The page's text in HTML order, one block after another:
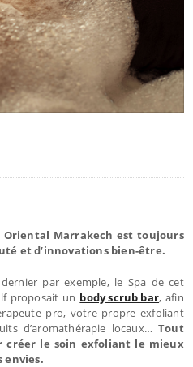
Oriental Marrakech est toujours
et d’innovations bien-être.
par exemple, le Spa de cet
proposait un body scrub bar, afin
pro, votre propre exfoliant
d’aromathérapie locaux…Tout
créer le soin exfoliant le mieux
envies.